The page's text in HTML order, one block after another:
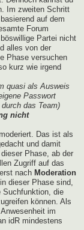
Im zweiten Schritt
auf dem
Forum
Partei nicht
alles von der
Phase versuchen
kurz wie irgend
quasi als Ausweis
Passwort
das Team)
nicht
Das ist als
und damit
Phase, ab der
Zugriff auf das
nach Moderation
dieser Phase sind,
Suchfunktion, die
können. Als
im
idR mindestens